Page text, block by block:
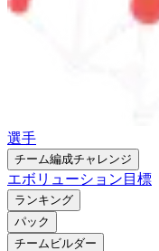
選手
チーム編成チャレンジ
エボリューション 目標
ランキング
パック
チームビルダー